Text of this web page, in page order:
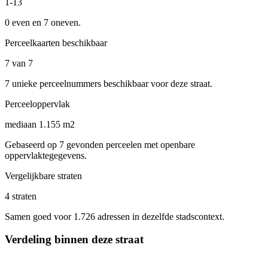
0 even en 7 oneven.
Perceelkaarten beschikbaar
7 van 7
7 unieke perceelnummers beschikbaar voor deze straat.
Perceeloppervlak
mediaan 1.155 m2
Gebaseerd op 7 gevonden perceelen met openbare
oppervlaktegegevens.
Vergelijkbare straten
4 straten
Samen goed voor 1.726 adressen in dezelfde stadscontext.
Verdeling binnen deze straat